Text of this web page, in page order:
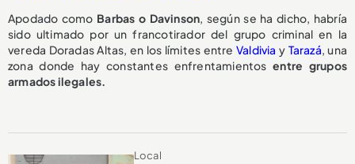
Apodado como Barbas o Davinson, según se ha dicho, habría
sido ultimado por un francotirador del grupo criminal en la
vereda Doradas Altas, en los límites entre Valdivia y Tarazá, una
zona donde hay constantes enfrentamientosentre grupos
armados ilegales.
Local